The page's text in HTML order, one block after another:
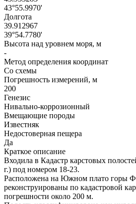
43°55.9970'
Долгота
39.912967
39°54.7780'
Высота над уровнем моря, м
-
Метод определения координат
Со схемы
Погрешность измерений, м
200
Генезис
Нивально-коррозионный
Вмещающие породы
Известняк
Недостоверная пещера
Да
Краткое описание
Входила в Кадастр карстовых
г.) под номером 18-23.
Расположена на Южном плато горы
реконструированы по кадастровой
погрешности около 200 м.